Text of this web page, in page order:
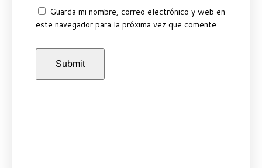
Guarda mi nombre, correo electrónico y web en
este navegador para la próxima vez que comente.